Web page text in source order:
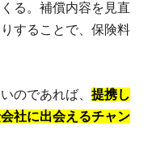
る。補償内容を見直
することで、保険料
のであれば、 提携し
社に出会えるチャン